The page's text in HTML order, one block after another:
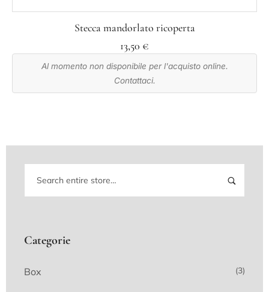
Categorie
Box (3)
Stecca mandorlato ricoperta
13,50 €
Al momento non disponibile per l'acquisto online.
Contattaci.